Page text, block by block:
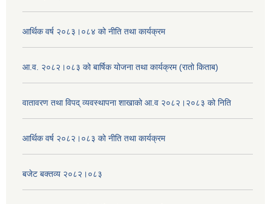
आर्थिक वर्ष २०८३।०८४ को नीति तथा कार्यक्रम
आ.व. २०८२।०८३ को बार्षिक योजना तथा कार्यक्रम (रातो किताब)
वातावरण तथा विपद् व्यवस्थापना शाखाको आ.व २०८२।२०८३ को निति
आर्थिक वर्ष २०८२।०८३ को नीति तथा कार्यक्रम
बजेट बक्तव्य २०८२।०८३